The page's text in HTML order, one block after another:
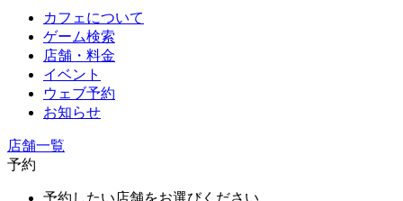
カフェについて
ゲーム検索
店舗・料金
イベント
ウェブ予約
お知らせ
店舗一覧
予約
予約したい店舗をお選びください